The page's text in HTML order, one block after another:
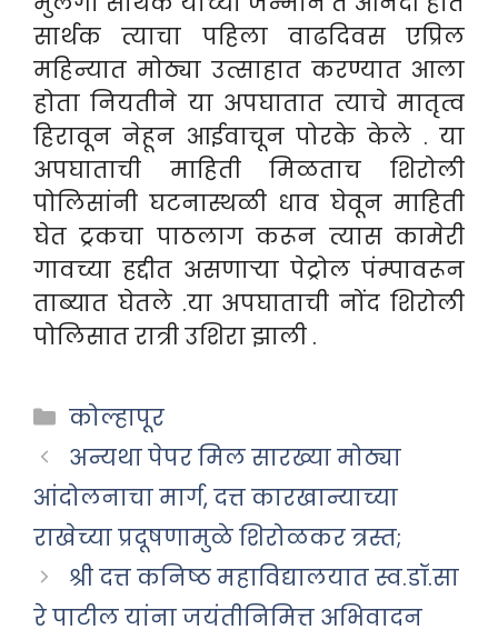
सार्थक त्याचा पहिला वाढदिवस एप्रिल
महिन्यात मोठ्या उत्साहात करण्यात आला
होता नियतीने या अपघातात त्याचे मातृत्व
हिरावून नेहून आईवाचून पोरके केले . या
अपघाताची माहिती मिळताच शिरोली
पोलिसांनी घटनास्थळी धाव घेवून माहिती
घेत ट्रकचा पाठलाग करून त्यास कामेरी
गावच्या हद्दीत असणाऱ्या पेट्रोल पंम्पावरून
ताब्यात घेतले .या अपघाताची नोंद शिरोली
पोलिसात रात्री उशिरा झाली .
Categories
कोल्हापूर
अन्यथा पेपर मिल सारख्या मोठ्या
आंदोलनाचा मार्ग, दत्त कारखान्याच्या
राखेच्या प्रदूषणामुळे शिरोळकर त्रस्त;
श्री दत्त कनिष्ठ महाविद्यालयात स्व.डॉ.सा
रे पाटील यांना जयंतीनिमित्त अभिवादन